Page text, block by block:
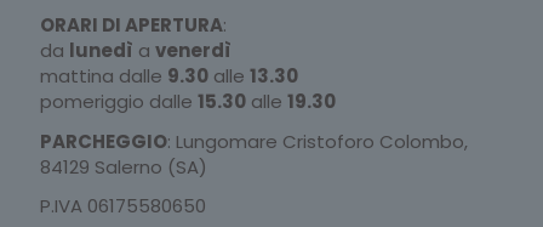
ORARI DI APERTURA:
da lunedì a venerdì
mattina dalle 9.30 alle 13.30
pomeriggio dalle 15.30 alle 19.30
PARCHEGGIO: Lungomare Cristoforo Colombo,
84129 Salerno (SA)
P.IVA 06175580650